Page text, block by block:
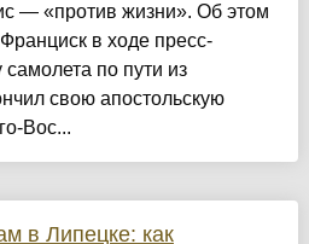
— «против жизни». Об этом
в ходе пресс-
по пути из
свою апостольскую
Вос...
в Липецке: как